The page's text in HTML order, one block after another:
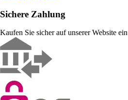
Sichere Zahlung
Kaufen Sie sicher auf unserer Website ein